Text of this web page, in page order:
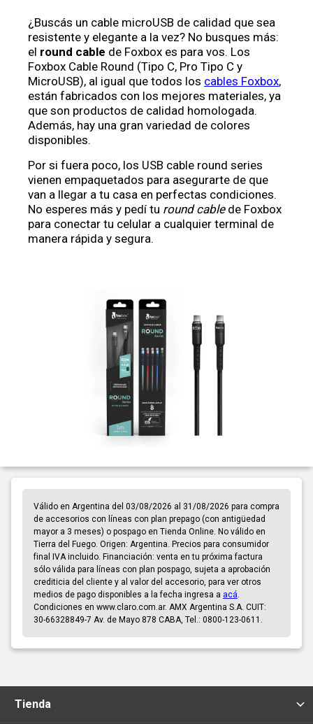
¿Buscás un cable microUSB de calidad que sea
resistente y elegante a la vez? No busques más:
el round cable de Foxbox es para vos. Los
Foxbox Cable Round (Tipo C, Pro Tipo C y
MicroUSB), al igual que todos los cables Foxbox,
están fabricados con los mejores materiales, ya
que son productos de calidad homologada.
Además, hay una gran variedad de colores
disponibles.
Por si fuera poco, los USB cable round series
vienen empaquetados para asegurarte de que
van a llegar a tu casa en perfectas condiciones.
No esperes más y pedí tu round cablede Foxbox
para conectar tu celular a cualquier terminal de
manera rápida y segura.
Válido en Argentina del 03/08/2026 al 31/08/2026 para compra
de accesorios con líneas con plan prepago (con antigüedad
mayor a 3 meses) o pospago en Tienda Online. No válido en
Tierra del Fuego. Origen: Argentina. Precios para consumidor
final IVA incluido. Financiación: venta en tu próxima factura
sólo válida para líneas con plan pospago, sujeta a aprobación
crediticia del cliente y al valor del accesorio, para ver otros
medios de pago disponibles a la fecha ingresa a acá
Condiciones en www.claro.com.ar. AMX Argentina S.A. CUIT:
30-66328849-7 Av. de Mayo 878 CABA, Tel.: 0800-123-0611.
Tienda